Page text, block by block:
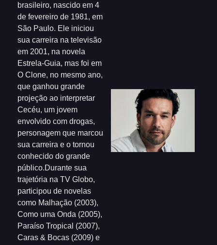
brasileiro, nascido em 4
de fevereiro de 1981, em
São Paulo. Ele iniciou
sua carreira na televisão
em 2001, na novela
Estrela-Guia, mas foi em
O Clone, no mesmo ano,
que ganhou grande
projeção ao interpretar
Cecéu, um jovem
envolvido com drogas,
personagem que marcou
sua carreira e o tornou
conhecido do grande
público.Durante sua
trajetória na TV Globo,
participou de novelas
como Malhação (2003),
Como uma Onda (2005),
Paraíso Tropical (2007),
Caras & Bocas (2009) e